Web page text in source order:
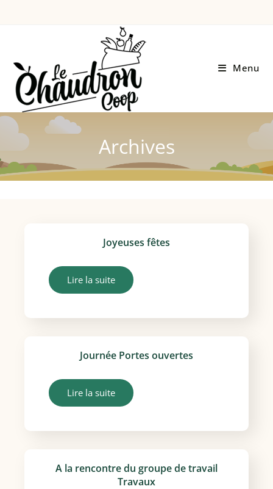
Menu
Archives
Joyeuses fêtes
Lire la suite
Journée Portes ouvertes
Lire la suite
A la rencontre du groupe de travail
Travaux